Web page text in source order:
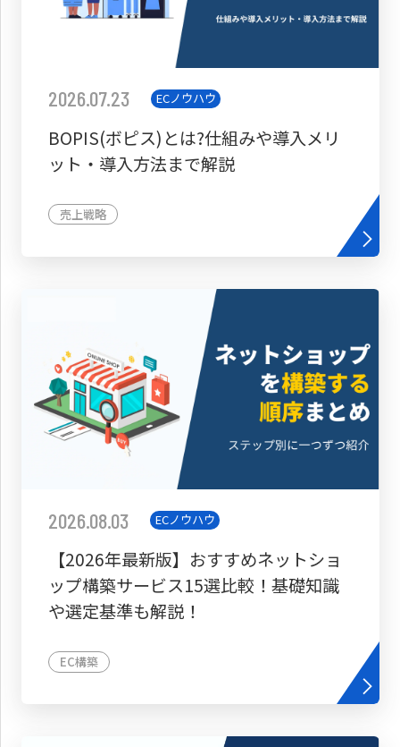
2026.07.23 ECノウハウ
BOPIS(ボピス)とは?仕組みや導入メリ
ット・導入方法まで解説
売上戦略
2026.08.03 ECノウハウ
【2026年最新版】おすすめネットショ
ップ構築サービス15選比較！基礎知識
や選定基準も解説！
EC構築